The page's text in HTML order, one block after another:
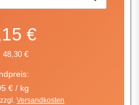
€
48,30 €
€ / kg
Versandkosten